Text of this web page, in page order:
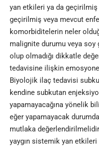
yan etkileri ya da
geçirilmiş veya mevcut
komorbiditelerin neler
malignite durumu veya
olup olmadığı dikkatle
tedavisine ilişkin
Biyolojik ilaç tedavisi
kendine subkutan
yapamayacağına yönelik
eğer yapamayacak
mutlaka
yaygın sistemik yan